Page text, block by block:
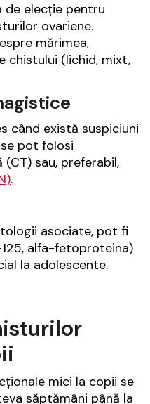
de elecție pentru
ovariene.
mărimea,
chistului (lichid, mixt,
când există suspiciuni
pot folosi
sau, preferabil,
.
asociate, pot fi
alfa-fetoproteina)
la adolescente.
mici la copii se
săptămâni până la